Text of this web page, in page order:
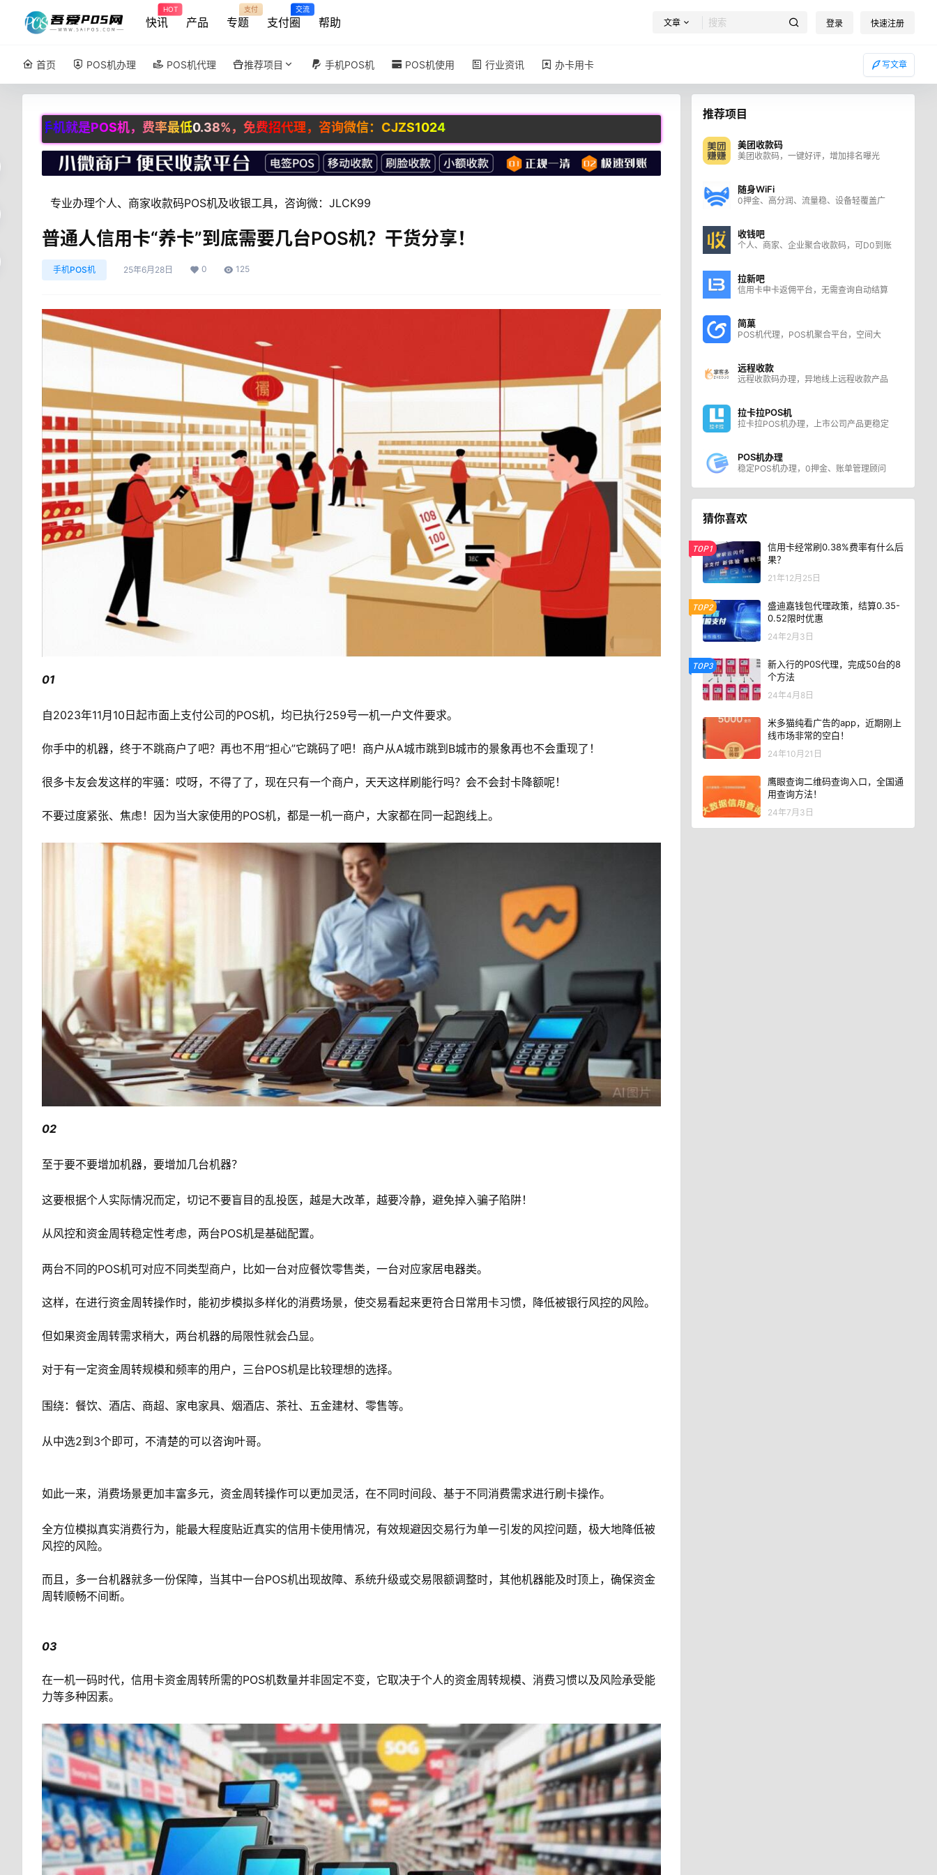
快讯
HOT
产品 专题
支付
支付圈
交流
帮助 文章 登录 快速注册
首页 POS机办理 POS机代理 推荐项目 手机POS机 POS机使用 行业资讯 办卡用卡 写文章
POS机，费率最低0.38%，免费招代理，咨询微信：CJZS1024
专业办理个人、商家收款码POS机及收银工具，咨询微：JLCK99
普通人信用卡“养卡”到底需要几台POS机？干货分享！
手机POS机 25年6月28日 0 125
01
自2023年11月10日起市面上支付公司的POS机，均已执行259号一机一户文件要求。
你手中的机器，终于不跳商户了吧？再也不用“担心”它跳码了吧！商户从A城市跳到B城市的景象再也不会重现了！
很多卡友会发这样的牢骚：哎呀，不得了了，现在只有一个商户，天天这样刷能行吗？会不会封卡降额呢！
不要过度紧张、焦虑！因为当大家使用的POS机，都是一机一商户，大家都在同一起跑线上。
02
至于要不要增加机器，要增加几台机器？
这要根据个人实际情况而定，切记不要盲目的乱投医，越是大改革，越要冷静，避免掉入骗子陷阱！
从风控和资金周转稳定性考虑，两台POS机是基础配置。
两台不同的POS机可对应不同类型商户，比如一台对应餐饮零售类，一台对应家居电器类。
这样，在进行资金周转操作时，能初步模拟多样化的消费场景，使交易看起来更符合日常用卡习惯，降低被银行风控的风险。
但如果资金周转需求稍大，两台机器的局限性就会凸显。
对于有一定资金周转规模和频率的用户，三台POS机是比较理想的选择。
围绕：餐饮、酒店、商超、家电家具、烟酒店、茶社、五金建材、零售等。
从中选2到3个即可，不清楚的可以咨询叶哥。
如此一来，消费场景更加丰富多元，资金周转操作可以更加灵活，在不同时间段、基于不同消费需求进行刷卡操作。
全方位模拟真实消费行为，能最大程度贴近真实的信用卡使用情况，有效规避因交易行为单一引发的风控问题，极大地降低被
风控的风险。
而且，多一台机器就多一份保障，当其中一台POS机出现故障、系统升级或交易限额调整时，其他机器能及时顶上，确保资金
周转顺畅不间断。
03
在一机一码时代，信用卡资金周转所需的POS机数量并非固定不变，它取决于个人的资金周转规模、消费习惯以及风险承受能
力等多种因素。
推荐项目
美团收款码
美团收款码，一键好评，增加排名曝光
随身WiFi
0押金、高分润、流量稳、设备轻覆盖广
收钱吧
个人、商家、企业聚合收款码，可D0到账
拉新吧
信用卡申卡返佣平台，无需查询自动结算
简菓
POS机代理，POS机聚合平台，空间大
远程收款
远程收款码办理，异地线上远程收款产品
拉卡拉POS机
拉卡拉POS机办理，上市公司产品更稳定
POS机办理
稳定POS机办理，0押金、账单管理顾问
猜你喜欢
TOP1
信用卡经常刷0.38%费率有什么后
果？
21年12月25日
TOP2
盛迪嘉钱包代理政策，结算0.35-
0.52限时优惠
24年2月3日
TOP3
新入行的P0S代理，完成50台的8
个方法
24年4月8日
米多猫纯看广告的app，近期刚上
线市场非常的空白！
24年10月21日
鹰眼查询二维码查询入口，全国通
用查询方法！
24年7月3日